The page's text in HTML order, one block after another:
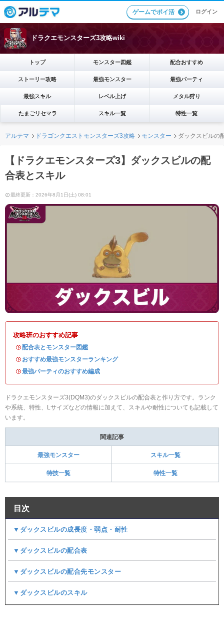
ゲームでポイ活 ログイン
ドラクエモンスターズ3攻略wiki
トップ モンスター図鑑 配合おすすめ
ストーリー攻略 最強モンスター 最強パーティ
最強スキル レベル上げ メタル狩り
たまごリセマラ スキル一覧 特性一覧
アルテマ ドラゴンクエストモンスターズ3攻略 モンスター ダックスビルの
【ドラクエモンスターズ3】ダックスビルの配
合表とスキル
最終更新：2026年8月1日(土) 08:01
攻略班のおすすめ記事
・配合表とモンスター図鑑
・ おすすめ最強モンスターランキング
・最強パーティのおすすめ編成
ドラクエモンスターズ3(DQM3)のダックスビルの配合表と作り方です。ランク
や系統、特性、Lサイズなどの情報に加えて、スキルや耐性についても記載して
います。
関連記事
最強モンスター スキル一覧
特技一覧 特性一覧
目次
▼ダックスビルの成長度・弱点・耐性
▼ダックスビルの配合表
▼ダックスビルの配合先モンスター
▼ダックスビルのスキル